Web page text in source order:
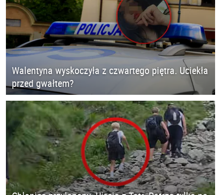
Walentyna wyskoczyła z czwartego piętra. Uciekła
przed gwałtem?